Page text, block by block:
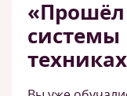
«Прошёл